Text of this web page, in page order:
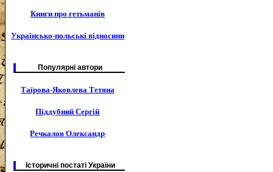
Книги про гетьманів
Українсько-польські відносини
Популярні автори
Таїрова-Яковлева Тетяна
Піддубний Сергій
Речкалов Олександр
Історичні постаті України